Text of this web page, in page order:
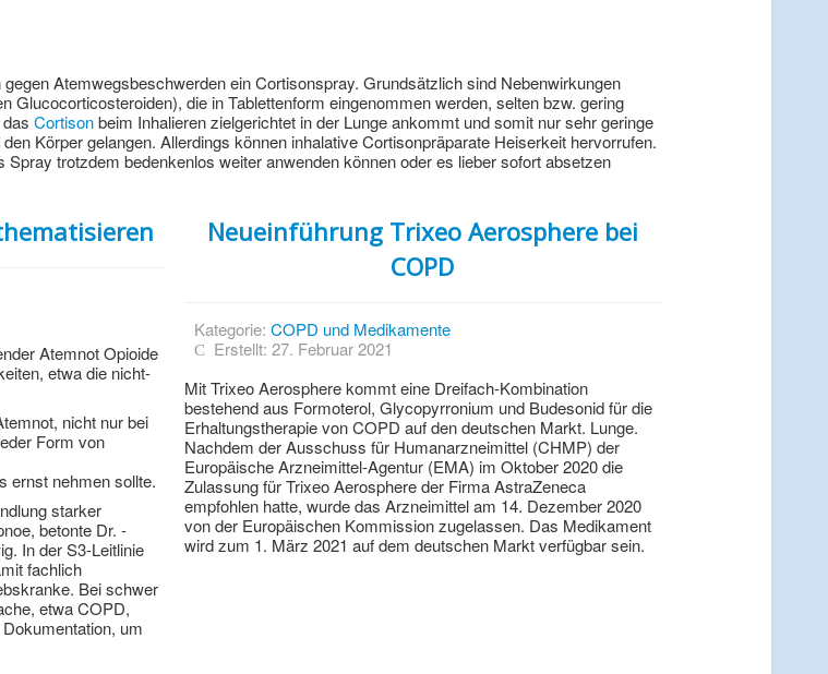
Atemwegsbeschwerden ein Cortisonspray. Grundsätzlich sind Nebenwirkungen
Glucocorticosteroiden), die in Tablettenform eingenommen werden, selten bzw. gering
Cortisonbeim Inhalieren zielgerichtet in der Lunge ankommt und somit nur sehr geringe
Körper gelangen. Allerdings können inhalative Cortisonpräparate Heiserkeit hervorrufen.
Spray trotzdem bedenkenlos weiter anwenden können oder es lieber sofort absetzen
Atemnot Opioide
etwa die nicht-
nicht nur bei
Form von
ernst nehmen sollte.
starker
betonte Dr.
In der S3-Leitlinie
fachlich
Bei schwer
etwa COPD,
um
Neueinführung Trixeo Aerosphere bei
COPD
Kategorie: COPD und Medikamente
Erstellt: 27. Februar 2021
Mit Trixeo Aerosphere kommt eine Dreifach-Kombination
bestehend aus Formoterol, Glycopyrronium und Budesonid für die
Erhaltungstherapie von COPD auf den deutschen Markt. Lunge.
Nachdem der Ausschuss für Humanarzneimittel (CHMP) der
Europäische Arzneimittel-Agentur (EMA) im Oktober 2020 die
Zulassung für Trixeo Aerosphere der Firma AstraZeneca
empfohlen hatte, wurde das Arzneimittel am 14. Dezember 2020
von der Europäischen Kommission zugelassen. Das Medikament
wird zum 1. März 2021 auf dem deutschen Markt verfügbar sein.